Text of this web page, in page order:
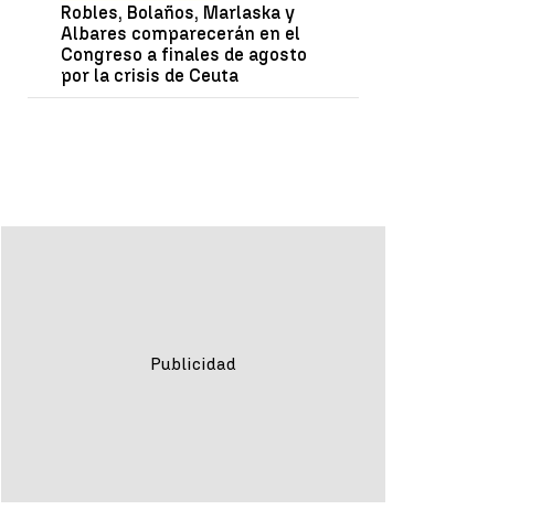
Robles, Bolaños, Marlaska y
Albares comparecerán en el
Congreso a finales de agosto
por la crisis de Ceuta